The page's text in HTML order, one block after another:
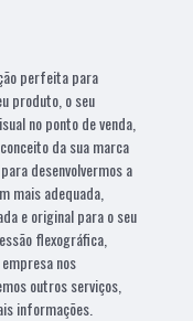
perfeita para
produto, o seu
no ponto de venda,
da sua marca
desenvolvermos a
mais adequada,
e original para o seu
flexográfica,
nos
outros serviços,
informações.